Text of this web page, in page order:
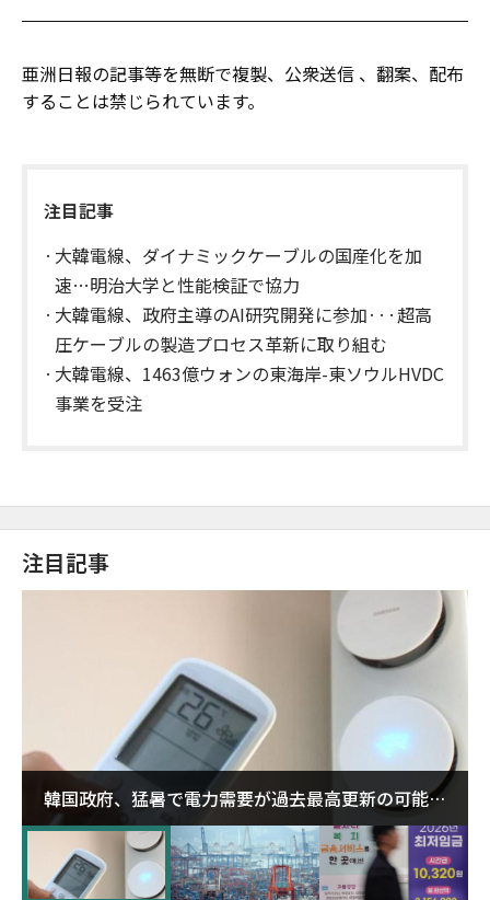
亜洲日報の記事等を無断で複製、公衆送信 、翻案、配布
することは禁じられています。
注目記事
大韓電線、ダイナミックケーブルの国産化を加
速…明治大学と性能検証で協力
大韓電線、政府主導のAI研究開発に参加···超高
圧ケーブルの製造プロセス革新に取り組む
大韓電線、1463億ウォンの東海岸-東ソウルHVDC
事業を受注
注目記事
韓国政府、猛暑で電力需要が過去最高更新の可能性
に需給対応体制を点検